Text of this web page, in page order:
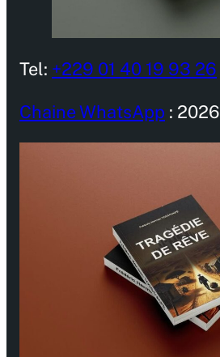
Tel: +229 01 40 19 93 26
Chaine WhatsApp : 2026